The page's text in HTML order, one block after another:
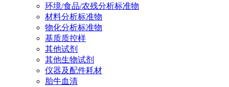
环境/食品/农残分析标准物
材料分析标准物
物化分析标准物
基质质控样
其他试剂
其他生物试剂
仪器及配件耗材
胎牛血清